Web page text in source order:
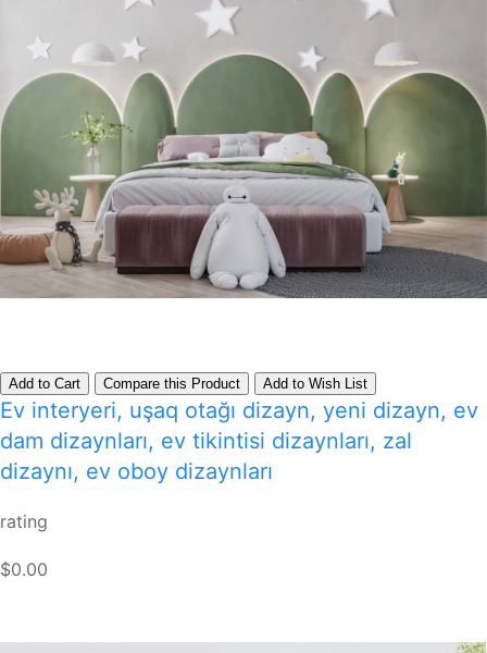
Add to Cart Compare this Product Add to Wish List
Ev interyeri, uşaq otağı dizayn, yeni dizayn, ev
dam dizaynları, ev tikintisi dizaynları, zal
dizaynı, ev oboy dizaynları
rating
$0.00